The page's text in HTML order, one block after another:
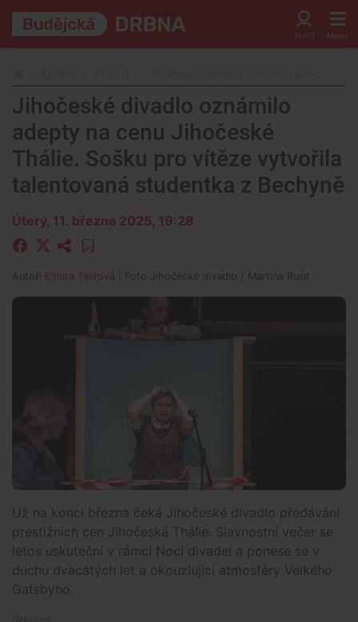
Jihočeské divadlo oznámilo
adepty na cenu Jihočeské
Thálie. Sošku pro vítěze vytvořila
talentovaná studentka z Bechyně
Úterý, 11. března 2025, 19:28
Autoři Elmira Talířová | Foto Jihočeské divadlo / Martina Root
Už na konci března čeká Jihočeské divadlo předávání
prestižních cen Jihočeská Thálie. Slavnostní večer se
letos uskuteční v rámci Noci divadel a ponese se v
duchu dvacátých let a okouzlující atmosféry Velkého
Gatsbyho.